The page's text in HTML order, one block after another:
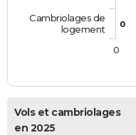
0
Cambriolages de
logement
0
Vols et cambriolages
en 2025